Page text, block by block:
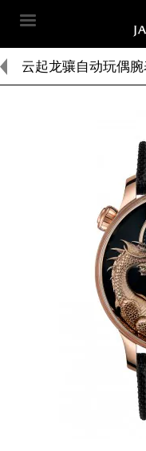
云起龙骧自动玩偶腕